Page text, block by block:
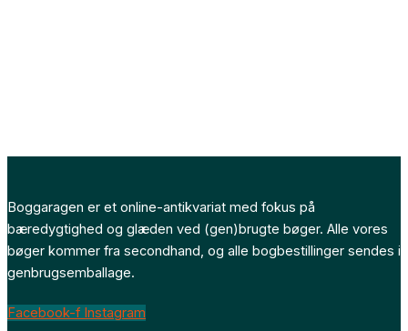
Boggaragen er et online-antikvariat med fokus på
bæredygtighed og glæden ved (gen)brugte bøger. Alle vores
bøger kommer fra secondhand, og alle bogbestillinger sendes i
genbrugsemballage.
Facebook-f Instagram